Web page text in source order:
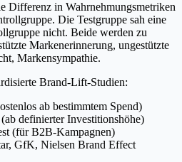
Differenz in Wahrnehmungsmetriken
Die Testgruppe sah eine
nicht. Beide werden zu
Markenerinnerung, ungestützte
Markensympathie.
Brand-Lift-Studien:
ab bestimmtem Spend)
definierter Investitionshöhe)
(für B2B-Kampagnen)
GfK, Nielsen Brand Effect